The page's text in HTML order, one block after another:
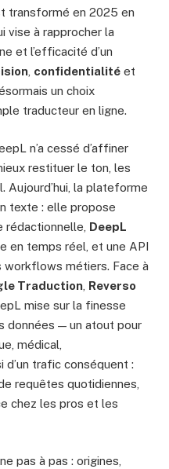
transformé en 2025 en
vise à rapprocher la
et l’efficacité d’un
confidentialité et
un choix
traducteur en ligne.
n’a cessé d’affiner
restituer le ton, les
la plateforme
texte : elle propose
rédactionnelle, DeepL
en temps réel, et une API
workflows métiers. Face à
Traduction Reverso
mise sur la finesse
données — un atout pour
médical,
d’un trafic conséquent :
requêtes quotidiennes,
chez les pros et les
pas à pas : origines,